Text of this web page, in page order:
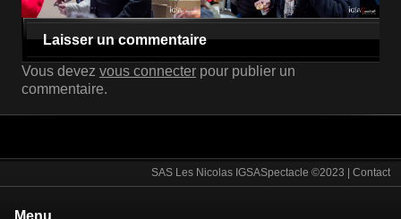
Laisser un commentaire
Vous devez vous connecter pour publier un
commentaire.
SAS Les Nicolas IGSASpectacle ©2023 | Contact
Menu